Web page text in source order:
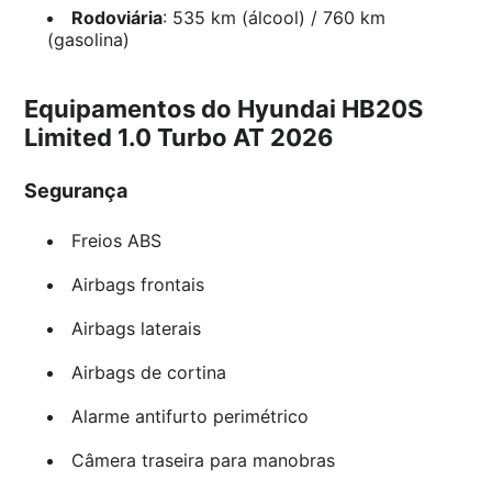
Rodoviária: 535 km (álcool) / 760 km
(gasolina)
Equipamentos do Hyundai HB20S
Limited 1.0 Turbo AT 2026
Segurança
Freios ABS
Airbags frontais
Airbags laterais
Airbags de cortina
Alarme antifurto perimétrico
Câmera traseira para manobras